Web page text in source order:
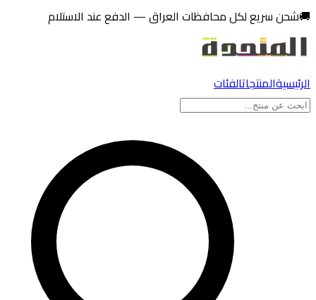
تخطي إلى المحتوى
🚚شحن سريع لكل محافظات العراق — الدفع عند الاستلام
الرئيسيةالمنتجاتالفئات